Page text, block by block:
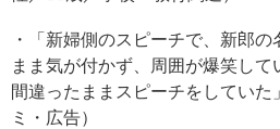
・「新婦側のスピーチで、新郎
まま気が付かず、周囲が爆笑して
間違ったままスピーチをしていた
ミ・広告）